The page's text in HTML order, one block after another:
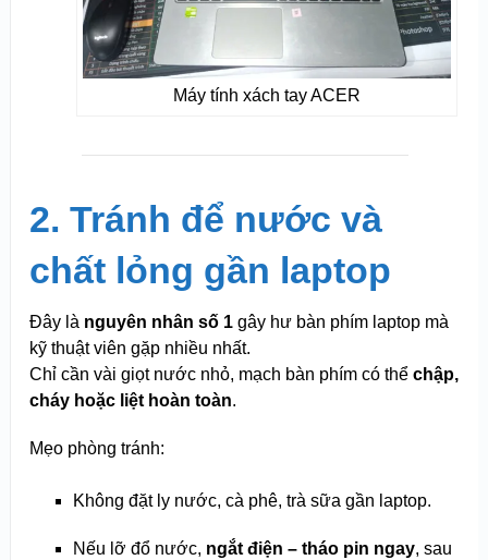
Máy tính xách tay ACER
2. Tránh để nước và
chất lỏng gần laptop
Đây là nguyên nhân số 1gây hư bàn phím laptop mà
kỹ thuật viên gặp nhiều nhất.
Chỉ cần vài giọt nước nhỏ, mạch bàn phím có thể chập,
cháy hoặc liệt hoàn toàn.
Mẹo phòng tránh:
Không đặt ly nước, cà phê, trà sữa gần laptop.
Nếu lỡ đổ nước, ngắt điện – tháo pin ngay, sau